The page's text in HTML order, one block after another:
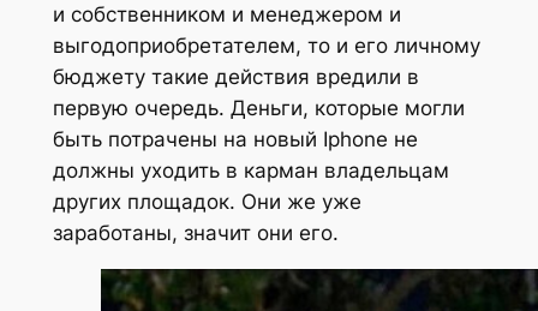
и собственником и менеджером и
выгодоприобретателем, то и его личному
бюджету такие действия вредили в
первую очередь. Деньги, которые могли
быть потрачены на новый Iphone не
должны уходить в карман владельцам
других площадок. Они же уже
заработаны, значит они его.